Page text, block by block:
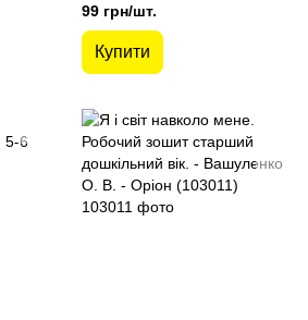
Мандрівець (103472)
99 грн/шт.
Купити